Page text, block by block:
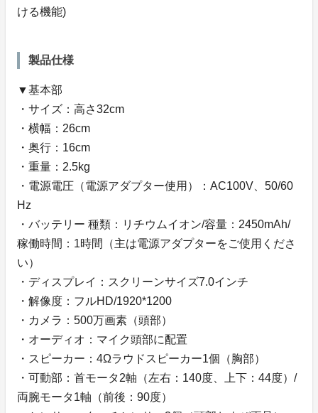
ける機能)
製品仕様
▼基本部
・サイズ：高さ32cm
・横幅：26cm
・奥行：16cm
・重量：2.5kg
・電源電圧（電源アダプター使用）：AC100V、50/60
Hz
・バッテリー 種類：リチウムイオン/容量：2450mAh/
稼働時間：1時間（主は電源アダプターをご使用くださ
い）
・ディスプレイ：スクリーンサイズ7.0インチ
・解像度：フルHD/1920*1200
・カメラ：500万画素（頭部）
・オーディオ：マイク頭部に配置
・スピーカー：4Ωラウドスピーカー1個（胸部）
・可動部：首モータ2軸（左右：140度、上下：44度）/
両腕モータ1軸（前後：90度）